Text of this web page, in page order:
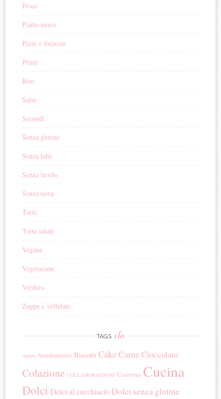
Pesce
Piatto unico
Pizze e focaccie
Primi
Riso
Salse
Secondi
Senza glutine
Senza latte
Senza lievito
Senza uova
Torte
Torte salate
Vegane
Vegetariane
Verdura
Zuppe e vellutate
TAGS ilo
Apéro Arredamento Biscotti CakeCarne Cioccolato
Colazione COLLABORAZIONI Contorni Cucina
Dolci Dolci al cucchiacio Dolci senza glutine